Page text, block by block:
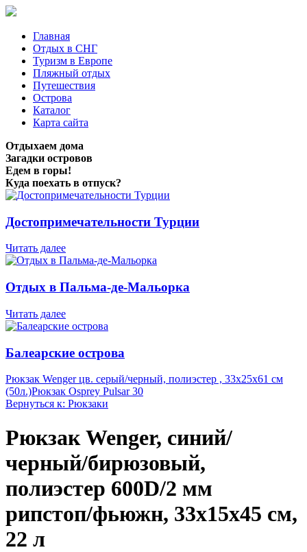
Главная
Отдых в СНГ
Туризм в Европе
Пляжный отдых
Путешествия
Острова
Каталог
Карта сайта
Отдыхаем дома
Загадки островов
Едем в горы!
Куда поехать в отпуск?
Достопримечательности Турции
Читать далее
Отдых в Пальма-де-Мальорка
Читать далее
Балеарские острова
Рюкзак Wenger цв. серый/черный, полиэстер , 33х25х61 см
(50л.)Рюкзак Osprey Pulsar 30
Вернуться к: Рюкзаки
Рюкзак Wenger, синий/
черный/бирюзовый,
полиэстер 600D/2 мм
рипстоп/фьюжн, 33x15x45 см,
22 л